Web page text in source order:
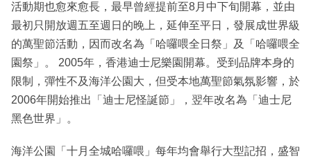
活動期也愈來愈長，最早曾經提前至8月中下旬開幕，並由
最初只開放週五至週日的晚上，延伸至平日，發展成世界級
的萬聖節活動，因而改名為「哈囉喂全日祭」及「哈囉喂全
園祭」。 2005年，香港迪士尼樂園開幕。受到品牌本身的
限制，彈性不及海洋公園大，但受本地萬聖節氣氛影響，於
2006年開始推出「迪士尼怪誕節」，翌年改名為「迪士尼
黑色世界」。
海洋公園「十月全城哈囉喂」每年均會舉行大型記招，盛智